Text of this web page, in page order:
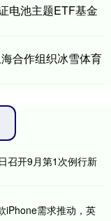
电池主题ETF基金
合作组织冰雪体育
召开9月第1次例行新
iPhone需求推动，英